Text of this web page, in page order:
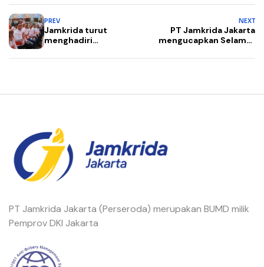
PREV
Jamkrida turut
menghadiri
Hari Ulang Tahun
pembangunan,
kolaborasi, dan
transformasi ibu
kota menuju
kota global yang
modern dan
NEXT
PT Jamkrida Jakarta
mengucapkan Selamat
H / 2026 M
PT Jamkrida Jakarta (Perseroda) merupakan BUMD milik
Pemprov DKI Jakarta